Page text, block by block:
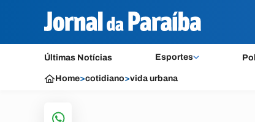
Últimas Notícias Esportes
Home>cotidiano>vida urbana